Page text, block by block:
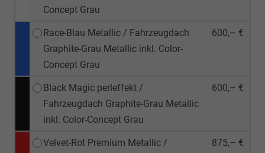
Concept Grau
Race-Blau Metallic / Fahrzeugdach
Graphite-Grau Metallic inkl. Color-
Concept Grau
600,– €
Black Magic perleffekt /
Fahrzeugdach Graphite-Grau Metallic
inkl. Color-Concept Grau
600,– €
Velvet-Rot Premium Metallic /
875,– €